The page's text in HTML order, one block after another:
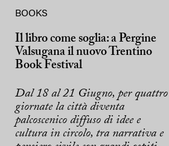
BOOKS
Il libro come soglia: a Pergine
Valsugana il nuovo Trentino
Book Festival
Dal 18 al 21 Giugno, per quattro
giornate la città diventa
palcoscenico diffuso di idee e
cultura in circolo, tra narrativa e